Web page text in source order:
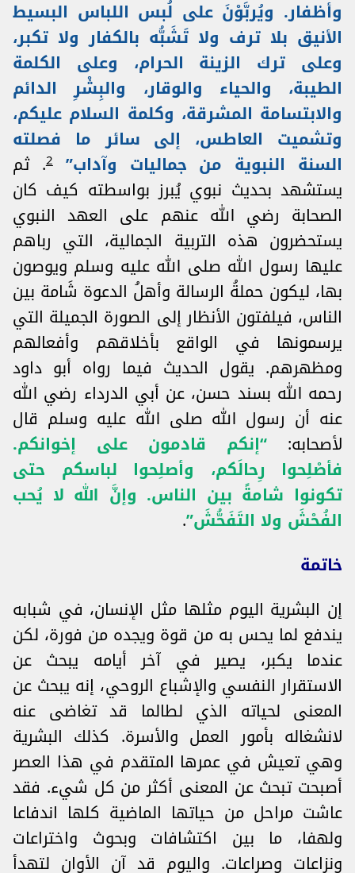
وأظفار. ويُربَّوْنَ على لُبس اللباس البسيط
الأنيق بلا ترف ولا تَشَبُّه بالكفار ولا تكبر،
وعلى ترك الزينة الحرام، وعلى الكلمة
الطيبة، والحياء والوقار، والبِشْرِ الدائم
والابتسامة المشرقة، وكلمة السلام عليكم،
وتشميت العاطس، إلى سائر ما فصلته
السنة النبوية من جماليات وآداب” 2. ثم
يستشهد بحديث نبوي يُبرز بواسطته كيف كان
الصحابة رضي الله عنهم على العهد النبوي
يستحضرون هذه التربية الجمالية، التي رباهم
عليها رسول الله صلى الله عليه وسلم ويوصون
بها، ليكون حملةُ الرسالة وأهلُ الدعوة شَامة بين
الناس، فيلفتون الأنظار إلى الصورة الجميلة التي
يرسمونها في الواقع بأخلاقهم وأفعالهم
ومظهرهم. يقول الحديث فيما رواه أبو داود
رحمه الله بسند حسن، عن أبي الدرداء رضي الله
عنه أن رسول الله صلى الله عليه وسلم قال
لأصحابه: “إنكم قادمون على إخوانكم.
فأصْلِحوا رِحالَكم، وأصلِحوا لباسكم حتى
تكونوا شامةً بين الناس. وإنَّ الله لا يُحب
الفُحْشَ ولا التَفَحُّشَ”.
خاتمة
إن البشرية اليوم مثلها مثل الإنسان، في شبابه
يندفع لما يحس به من قوة ويجده من فورة، لكن
عندما يكبر، يصير في آخر أيامه يبحث عن
الاستقرار النفسي والإشباع الروحي، إنه يبحث عن
المعنى لحياته الذي لطالما قد تغاضى عنه
لانشغاله بأمور العمل والأسرة. كذلك البشرية
وهي تعيش في عمرها المتقدم في هذا العصر
أصبحت تبحث عن المعنى أكثر من كل شيء. فقد
عاشت مراحل من حياتها الماضية كلها اندفاعا
ولهفا، ما بين اكتشافات وبحوث واختراعات
ونزاعات وصراعات. واليوم قد آن الأوان لتهدأ